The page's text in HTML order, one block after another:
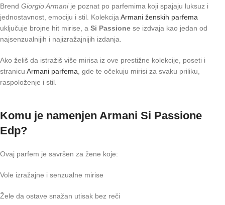
Brend Giorgio Armanije poznat po parfemima koji spajaju luksuz i
jednostavnost, emociju i stil. Kolekcija Armani ženskih parfema
uključuje brojne hit mirise, a Si Passione se izdvaja kao jedan od
najsenzualnijih i najizražajnijih izdanja.
Ako želiš da istražiš više mirisa iz ove prestižne kolekcije, poseti i
stranicu Armani parfema , gde te očekuju mirisi za svaku priliku,
raspoloženje i stil.
Komu je namenjen Armani Si Passione
Edp?
Ovaj parfem je savršen za žene koje:
Vole izražajne i senzualne mirise
Žele da ostave snažan utisak bez reči